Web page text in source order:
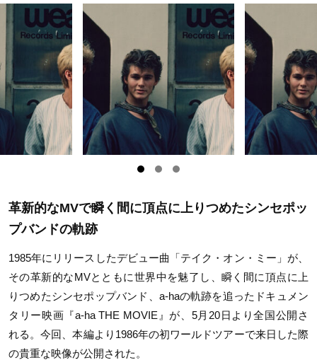
革新的なMVで瞬く間に頂点に上りつめたシンセポッ
プバンドの軌跡
1985年にリリースしたデビュー曲「テイク・オン・ミー」が、
その革新的なMVとともに世界中を魅了し、瞬く間に頂点に上
りつめたシンセポップバンド、a-haの軌跡を追ったドキュメン
タリー映画『a-ha THE MOVIE』が、5月20日より全国公開さ
れる。今回、本編より1986年の初ワールドツアーで来日した際
の貴重な映像が公開された。